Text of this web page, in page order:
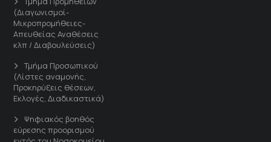
(Διαγωνισμοί-
Μικροπρομήθειες-
Απευθείας Αναθέσεις
κλπ / Διαβουλεύσεις)
Τμήμα Προσωπικού
(Λίστες αναμονής,
Προκηρύξεις θέσεων,
Εκλογές, Διαδικαστικά)
Ψηφιακός βοηθός
εύρεσης προορισμού